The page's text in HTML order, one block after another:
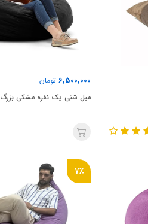
6,500,000 تومان
مبل شنی یک نفره مشکی بزرگ
7٪